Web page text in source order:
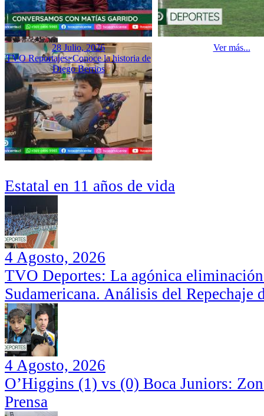
28 Julio, 2026
TVO Reportajes: Conoce la historia de
Diego Berrios
Ver más...
Estatal en 11 años de vida
4 Agosto, 2026
TVO Deportes: La agónica
Sudamericana. Análisis del Repechaje
4 Agosto, 2026
O’Higgins (1) vs (0) Boca Juniors:
Prensa